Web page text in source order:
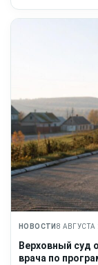
НОВОСТИ 8 АВГУСТА
Верховный суд
врача по